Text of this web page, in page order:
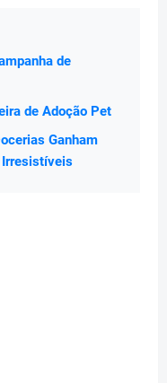
de
de Adoção Pet
Ganham
Irresistíveis